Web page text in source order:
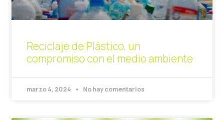
Reciclaje de Plástico, un
compromiso con el medio ambiente
marzo 4, 2024 No hay comentarios